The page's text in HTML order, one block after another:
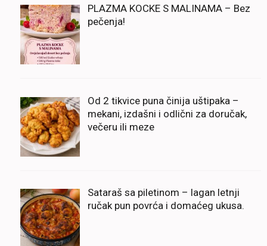
PLAZMA KOCKE S MALINAMA – Bez
pečenja!
Od 2 tikvice puna činija uštipaka –
mekani, izdašni i odlični za doručak,
večeru ili meze
Sataraš sa piletinom – lagan letnji
ručak pun povrća i domaćeg ukusa.